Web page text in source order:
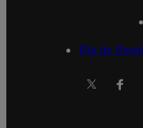
Pla de